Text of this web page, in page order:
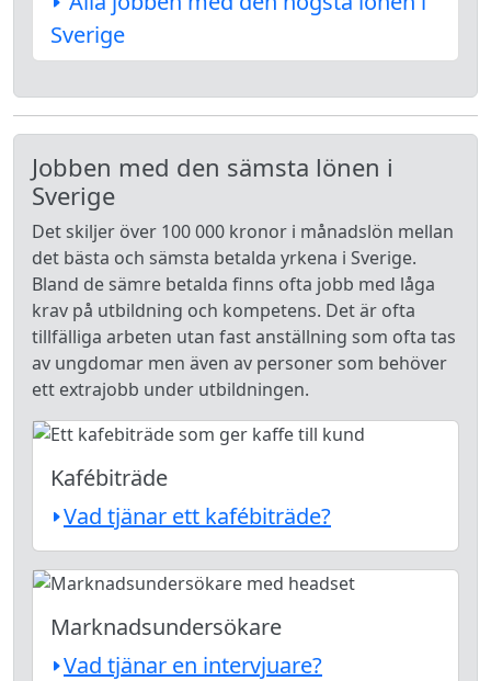
Sverige
Jobben med den sämsta lönen i
Sverige
Det skiljer över 100 000 kronor i månadslön mellan
det bästa och sämsta betalda yrkena i Sverige.
Bland de sämre betalda finns ofta jobb med låga
krav på utbildning och kompetens. Det är ofta
tillfälliga arbeten utan fast anställning som ofta tas
av ungdomar men även av personer som behöver
ett extrajobb under utbildningen.
Kafébiträde
Vad tjänar ett kafébiträde?
Marknadsundersökare
Vad tjänar en intervjuare?